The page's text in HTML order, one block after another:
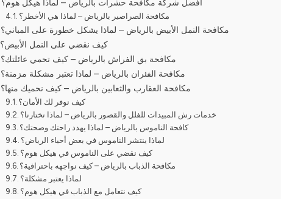
أفضل شركة مكافحة حشرات بالرياض – لماذا هيكل هوم؟
مكافحة الصراصير بالرياض – لماذا هي الأخطر؟
مكافحة النمل الأبيض بالرياض – لماذا يشكل خطورة على المباني؟
كيف نقضي على النمل الأبيض؟
مكافحة بق الفراش بالرياض – كيف تحمي عائلتك؟
مكافحة الفئران بالرياض – لماذا تعتبر مشكلة مزمنة؟
مكافحة العقارب والثعابين بالرياض – كيف نحميك منها؟
كيف نوفر لك الأمان؟
خدمات رش المبيدات للفلل والقصور بالرياض – لماذا تختارنا؟
كافحة الناموس بالرياض – لماذا يهدد راحتك وصحتك؟
لماذا ينتشر الناموس في بعض أحياء الرياض؟
كيف نقضي على الناموس في هيكل هوم؟
مكافحة الذباب بالرياض – كيف نواجهه باحترافية؟
لماذا يعتبر مشكلة؟
كيف نتعامل مع الذباب في هيكل هوم؟